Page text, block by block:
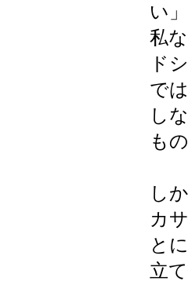
い
私
ド
で
し
も
し
カ
と
立